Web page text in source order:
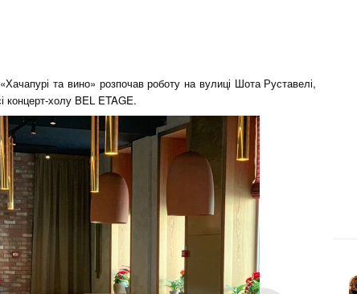
та вино» розпочав роботу на вулиці Шота Руставелі,
концерт-холу BEL ETAGE.